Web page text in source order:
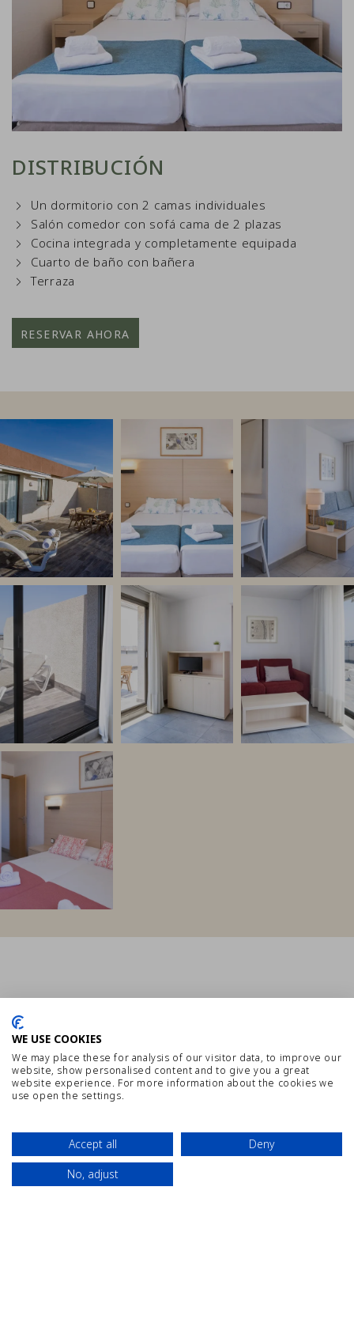
DISTRIBUCIÓN
Un dormitorio con 2 camas individuales
Salón comedor con sofá cama de 2 plazas
Cocina integrada y completamente equipada
Cuarto de baño con bañera
Terraza
RESERVAR AHORA
Link to Photo1, una terraza con sillas y sombrillas en un
Link to Photo2, una cama con dos
Link to Photo3,
Link to Photo4, un patio con sillas exteriores
Link to Photo5, una habitación con
Link to Photo6,
Link to Photo7, una cama con almohadas y toallas rosas
MAPA WEB
WE USE COOKIES
We may place these for analysis of our visitor data, to improve our
website, show personalised content and to give you a great
website experience. For more information about the cookies we
use open the settings.
Accept all
Deny
No, adjust